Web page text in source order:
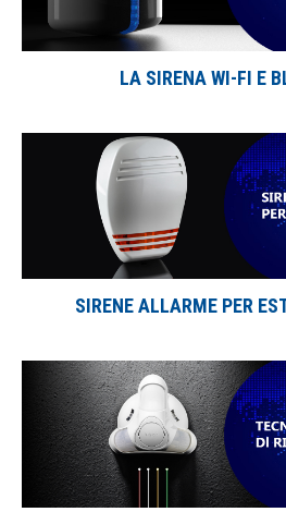
LA SIRENA WI-FI E
SIRENE ALLARME PER